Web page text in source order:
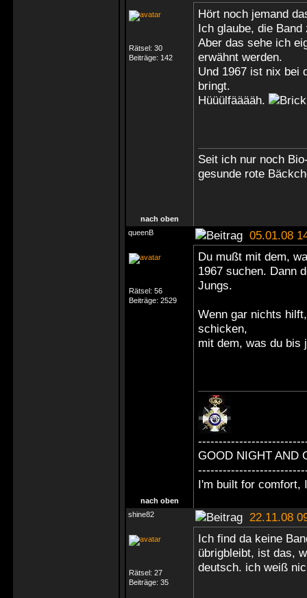
Rätsel: 30
Beiträge: 142
Hört noch jemand
Ich glaube, die
Aber das sehe ich
erwähnt werden.
Und 1967 ist nix bei
bringt.
Hüüülfääääh.
Seit ich nur noch
gesunde rote
nach oben
queenB
05.01.08
Rätsel: 56
Beiträge: 2529
Du mußt mit dem,
1967 suchen. Dann
Jungs.
Wenn gar nichts
schicken,
mit dem, was du bis
GOOD NIGHT AND
I'm built for comfort,
nach oben
shine82
22.11.08
Rätsel: 27
Beiträge: 35
Ich find da keine
übrigbleibt, ist das,
deutsch. ich weiß